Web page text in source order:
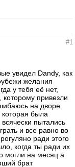
#1
увидел Dandy, как
желания
у тебя её нет,
которому привезли
на дворе
была
пытались
и все равно во
ради этого
когда ты ради их
могли на месяц а
брат